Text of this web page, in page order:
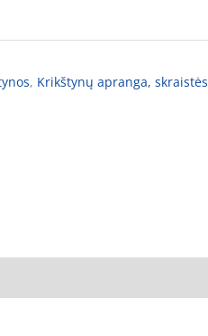
, Krikštynų apranga, skraistės